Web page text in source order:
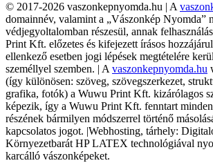
© 2017-2026 vaszonkepnyomda.hu | A
domainnév, valamint a „Vászonkép Nyomda”
védjegyoltalomban részesül, annak
Print Kft. előzetes és kifejezett írásos
ellenkező esetben jogi lépések megtételére
személlyel szemben. | A vaszonkepnyomda.hu
(így különösen: szöveg, szövegszerkezet,
grafika, fotók) a Wuwu Print Kft. kizárólagos
képezik, így a Wuwu Print Kft. fenntart
részének bármilyen módszerrel történő
kapcsolatos jogot. |Webhosting, tárhely:
Környezetbarát HP LATEX technológiával
karcálló vászonképeket.